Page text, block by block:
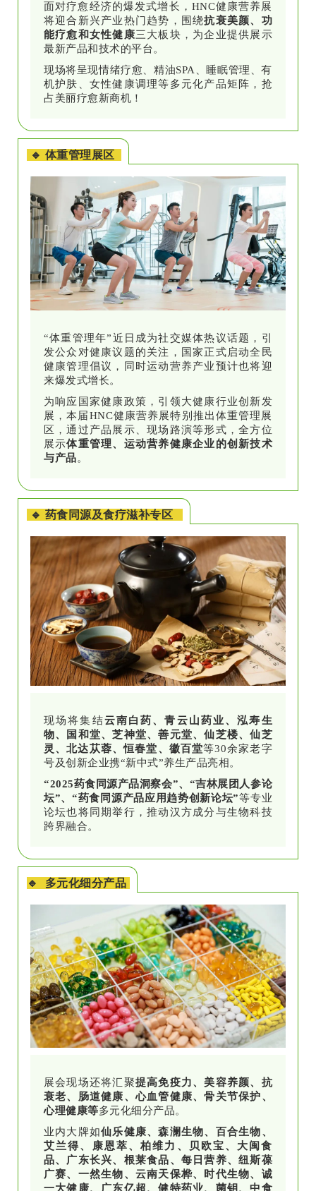
面对疗愈经济的爆发式增长，HNC健康营养展
将迎合新兴产业热门趋势，围绕抗衰美颜、功
能疗愈和女性健康三大板块，为企业提供展示
最新产品和技术的平台。
现场将呈现情绪疗愈、精油SPA、睡眠管理、有
机护肤、女性健康调理等多元化产品矩阵，抢
占美丽疗愈新商机！
🔹 体重管理展区
“体重管理年”近日成为社交媒体热议话题，引
发公众对健康议题的关注，国家正式启动全民
健康管理倡议，同时运动营养产业预计也将迎
来爆发式增长。
为响应国家健康政策，引领大健康行业创新发
展，本届HNC健康营养展特别推出体重管理展
区，通过产品展示、现场路演等形式，全方位
展示体重管理、运动营养健康企业的创新技术
与产品。
🔹 药食同源及食疗滋补专区
现场将集结云南白药、青云山药业、泓寿生
物、国和堂、芝神堂、善元堂、仙芝楼、仙芝
灵、北达苁蓉、恒春堂、徽百堂等30余家老字
号及创新企业携“新中式”养生产品亮相。
“2025药食同源产品洞察会”、“吉林展团人参论
坛”、“药食同源产品应用趋势创新论坛”等专业
论坛也将同期举行，推动汉方成分与生物科技
跨界融合。
🔹 多元化细分产品
展会现场还将汇聚提高免疫力、美容养颜、抗
衰老、肠道健康、心血管健康、骨关节保护、
心理健康等多元化细分产品。
业内大牌如仙乐健康、森澜生物、百合生物、
艾兰得、康恩萃、柏维力、贝欧宝、大闽食
品、广东长兴、根莱食品、每日营养、纽斯葆
广赛、一然生物、云南天保桦、时代生物、诚
一大健康、广东亿超、健特药业、菌钥、中食